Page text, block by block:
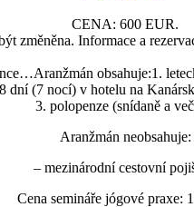
CENA: 600 EUR.
změněna. Informace a
Aranžmán obsahuje:1.
dní (7 nocí) v hotelu na
3. polopenze (snídaně a
Aranžmán neobsahuje:
– mezinárodní cestovní
Cena semináře jógové praxe: